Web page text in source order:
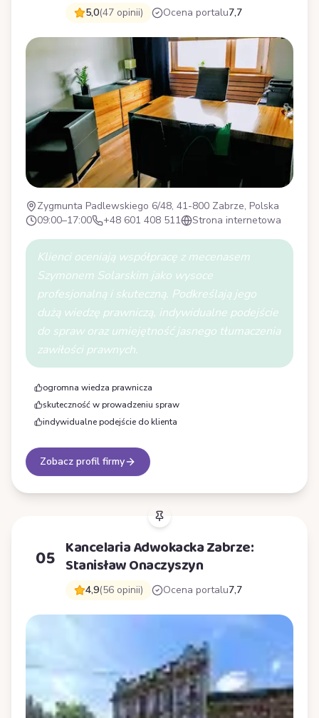
5,0(47 opinii) Ocena portalu7,7
Zygmunta Padlewskiego 6/48, 41-800 Zabrze, Polska
09:00–17:00
+48 601 408 511 Strona internetowa
Klienci oceniają współpracę z mecenasem
Szymonem Solarskim jako wysoce
profesjonalną i skuteczną. Podkreślają jego
dużą wiedzę prawniczą, indywidualne podejście
do spraw oraz umiejętność jasnego tłumaczenia
zawiłości prawnych.
ogromna wiedza prawnicza
skuteczność w prowadzeniu spraw
indywidualne podejście do klienta
Zobacz profil firmy
05 Kancelaria Adwokacka Zabrze:
Stanisław Onaczyszyn
4,9(56 opinii) Ocena portalu7,7